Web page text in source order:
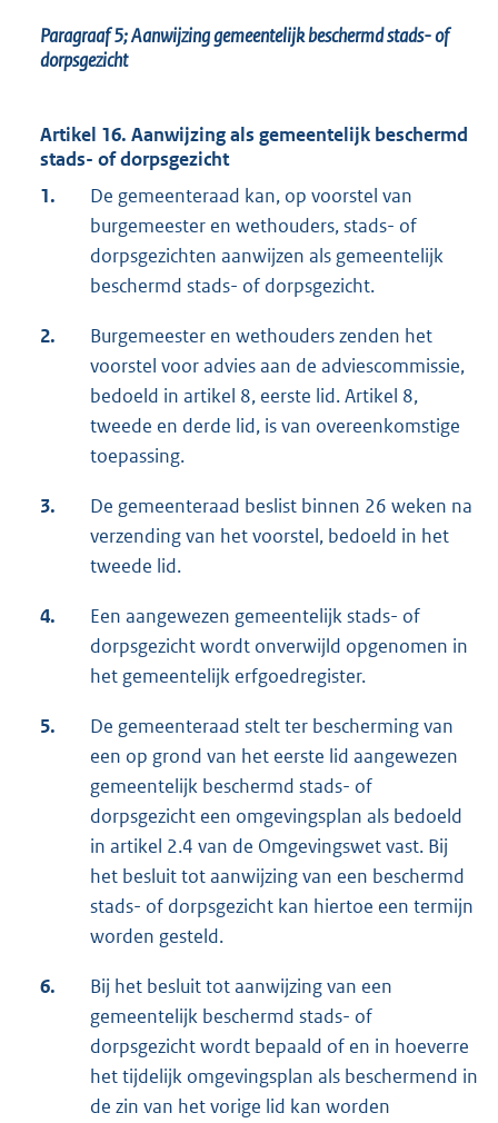
Paragraaf 5;Aanwijzing gemeentelijk beschermd stads- of
dorpsgezicht
Artikel 16. Aanwijzing als gemeentelijk beschermd
stads- of dorpsgezicht
1.
De gemeenteraad kan, op voorstel van
burgemeester en wethouders, stads- of
dorpsgezichten aanwijzen als gemeentelijk
beschermd stads- of dorpsgezicht.
2.
Burgemeester en wethouders zenden het
voorstel voor advies aan de adviescommissie,
bedoeld in artikel 8, eerste lid. Artikel 8,
tweede en derde lid, is van overeenkomstige
toepassing.
3.
De gemeenteraad beslist binnen 26 weken na
verzending van het voorstel, bedoeld in het
tweede lid.
4.
Een aangewezen gemeentelijk stads- of
dorpsgezicht wordt onverwijld opgenomen in
het gemeentelijk erfgoedregister.
5.
De gemeenteraad stelt ter bescherming van
een op grond van het eerste lid aangewezen
gemeentelijk beschermd stads- of
dorpsgezicht een omgevingsplan als bedoeld
in artikel 2.4 van de Omgevingswet vast. Bij
het besluit tot aanwijzing van een beschermd
stads- of dorpsgezicht kan hiertoe een termijn
worden gesteld.
6.
Bij het besluit tot aanwijzing van een
gemeentelijk beschermd stads- of
dorpsgezicht wordt bepaald of en in hoeverre
het tijdelijk omgevingsplan als beschermend in
de zin van het vorige lid kan worden